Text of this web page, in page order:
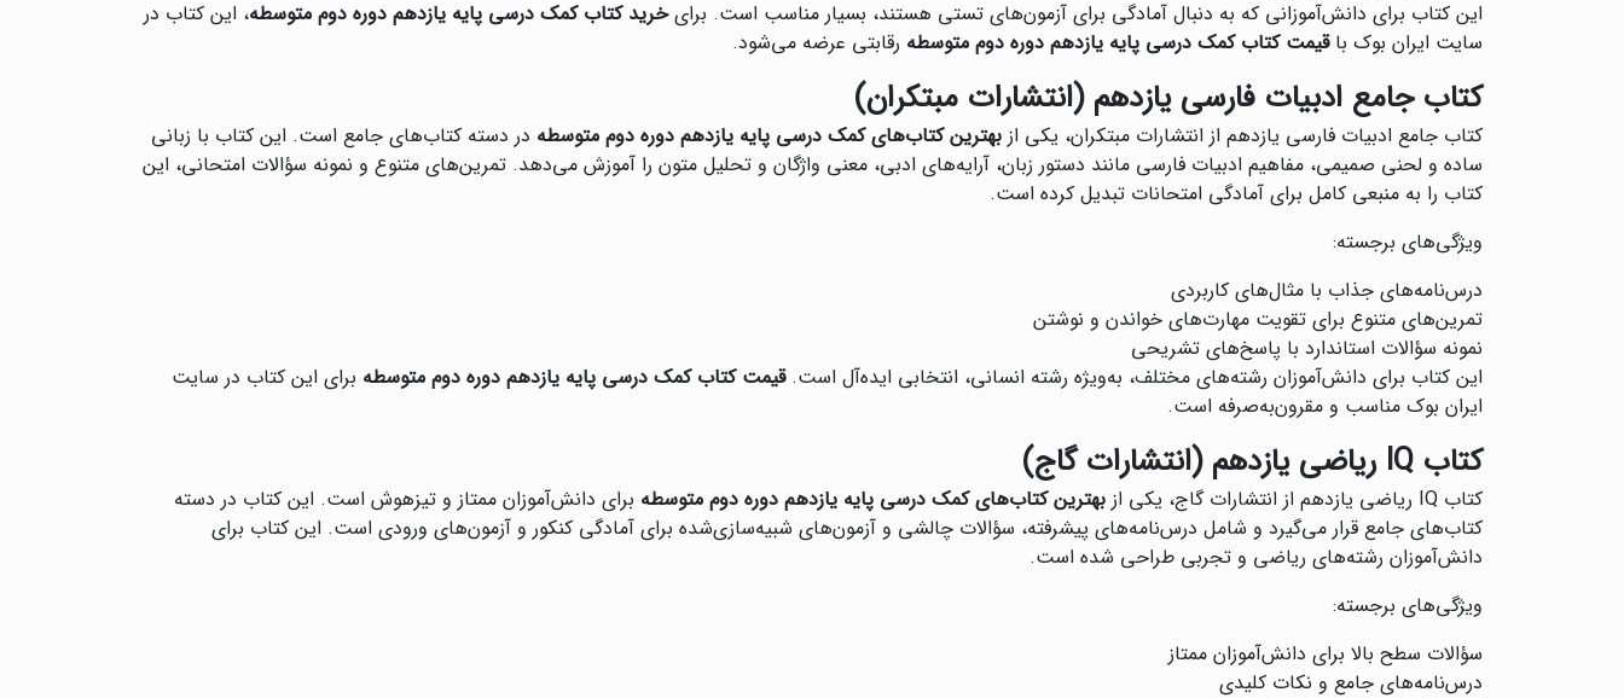
این کتاب برای دانش‌آموزانی که به دنبال آمادگی برای آزمون‌های تستی هستند، بسیار مناسب است. برایخرید کتاب کمک درسی پایه یازدهم دوره دوم متوسطه، این کتاب در
سایت ایران بوک باقیمت کتاب کمک درسی پایه یازدهم دوره دوم متوسطه رقابتی عرضه می‌شود.
کتاب جامع ادبیات فارسی یازدهم (انتشارات مبتکران)
کتاب جامع ادبیات فارسی یازدهم از انتشارات مبتکران، یکی از بهترین کتاب‌های کمک درسی پایه یازدهم دوره دوم متوسطه در دسته کتاب‌های جامع است. این کتاب با زبانی
ساده و لحنی صمیمی، مفاهیم ادبیات فارسی مانند دستور زبان، آرایه‌های ادبی، معنی واژگان و تحلیل متون را آموزش می‌دهد. تمرین‌های متنوع و نمونه سؤالات امتحانی، این
کتاب را به منبعی کامل برای آمادگی امتحانات تبدیل کرده است.
ویژگی‌های برجسته:
درس‌نامه‌های جذاب با مثال‌های کاربردی
تمرین‌های متنوع برای تقویت مهارت‌های خواندن و نوشتن
نمونه سؤالات استاندارد با پاسخ‌های تشریحی
این کتاب برای دانش‌آموزان رشته‌های مختلف، به‌ویژه رشته انسانی، انتخابی ایده‌آل است.قیمت کتاب کمک درسی پایه یازدهم دوره دوم متوسطه برای این کتاب در سایت
ایران بوک مناسب و مقرون‌به‌صرفه است.
کتاب IQ ریاضی یازدهم (انتشارات گاج)
کتاب IQ ریاضی یازدهم از انتشارات گاج، یکی از بهترین کتاب‌های کمک درسی پایه یازدهم دوره دوم متوسطه برای دانش‌آموزان ممتاز و تیزهوش است. این کتاب در دسته
کتاب‌های جامع قرار می‌گیرد و شامل درس‌نامه‌های پیشرفته، سؤالات چالشی و آزمون‌های شبیه‌سازی‌شده برای آمادگی کنکور و آزمون‌های ورودی است. این کتاب برای
دانش‌آموزان رشته‌های ریاضی و تجربی طراحی شده است.
ویژگی‌های برجسته:
سؤالات سطح بالا برای دانش‌آموزان ممتاز
درس‌نامه‌های جامع و نکات کلیدی